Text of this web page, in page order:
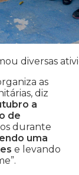
diversas
as
diz
a
de
durante
uma
e levando